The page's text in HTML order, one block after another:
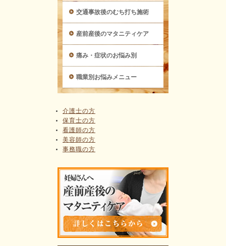
交通事故後のむち打ち施術
産前産後のマタニティケア
痛み・症状のお悩み別
職業別お悩みメニュー
介護士の方
保育士の方
看護師の方
美容師の方
事務職の方